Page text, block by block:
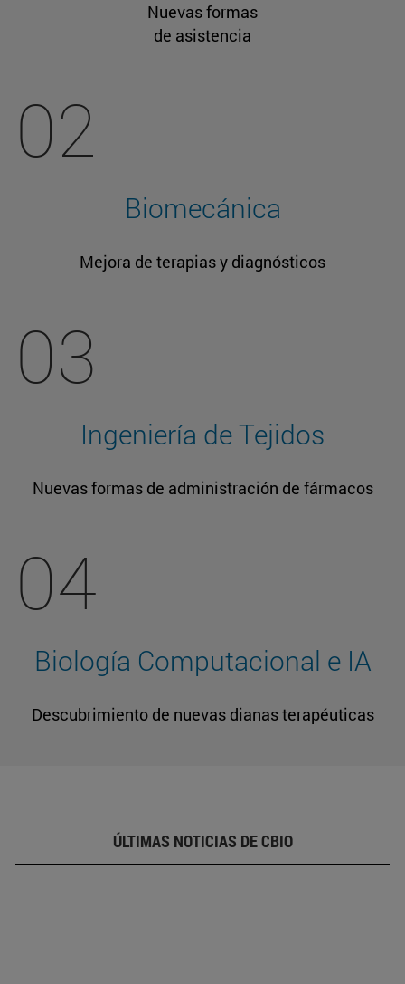
Nuevas formas
de asistencia
02
Biomecánica
Mejora de terapias y diagnósticos
03
Ingeniería de Tejidos
Nuevas formas de administración de fármacos
04
Biología Computacional e IA
Descubrimiento de nuevas dianas terapéuticas
ÚLTIMAS NOTICIAS DE CBIO